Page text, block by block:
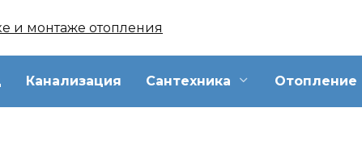
Канализация Сантехника Отопление